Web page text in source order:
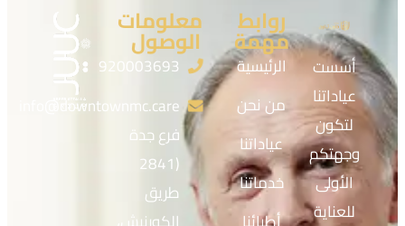
أسست
عياداتنا
لتكون
وجهتكم
الأولى
للعناية
روابط
مهمة
الرئيسية
من نحن
عياداتنا
خدماتنا
معلومات
الوصول
920003693
info@downtownmc.care
فرع جدة
(2841
طريق